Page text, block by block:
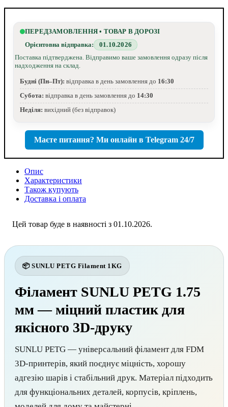
ПЕРЕДЗАМОВЛЕННЯ • ТОВАР В ДОРОЗІ
Орієнтовна відправка:
01.10.2026
Поставка підтверджена. Відправимо ваше замовлення одразу після
надходження на склад.
Будні (Пн–Пт): відправка в день замовлення до 16:30
Субота: відправка в день замовлення до 14:30
Неділя: вихідний (без відправок)
Маєте питання? Ми онлайн в Telegram 24/7
Опис
Характеристики
Також купують
Доставка і оплата
Цей товар буде в наявності з 01.10.2026.
📦 SUNLU PETG Filament 1KG
Філамент SUNLU PETG 1.75
мм — міцний пластик для
якісного 3D-друку
SUNLU PETG — універсальний філамент для FDM
3D-принтерів, який поєднує міцність, хорошу
адгезію шарів і стабільний друк. Матеріал підходить
для функціональних деталей, корпусів, кріплень,